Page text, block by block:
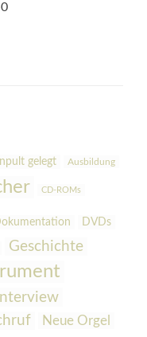
gelegt Ausbildung
CD-ROMs
DVDs
Geschichte
Interview
Neue Orgel